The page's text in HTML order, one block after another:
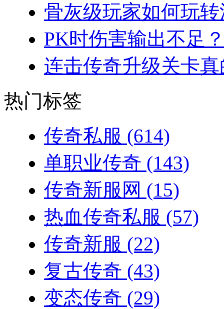
骨灰级玩家如何玩
PK时伤害输出不足
连击传奇升级关卡
热门标签
传奇私服 (614)
单职业传奇 (143)
传奇新服网 (15)
热血传奇私服 (57)
传奇新服 (22)
复古传奇 (43)
变态传奇 (29)